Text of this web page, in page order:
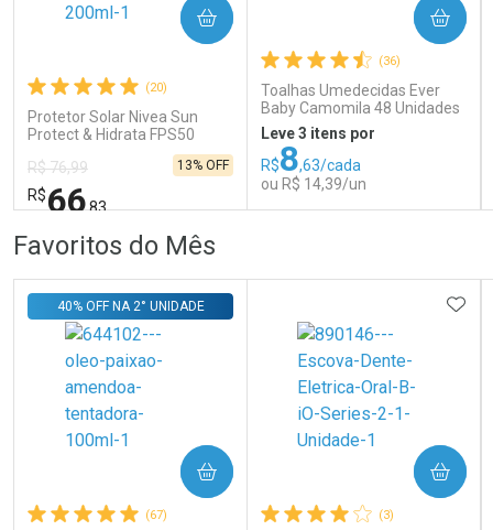
Ativar Desconto
Comprar sem Desconto
Por R$ 71,99/cada
Comprar sem Desconto
Comprar sem Desconto
Por R$ 261,99/cada
Comprar sem Desconto
Por R$ 261,99/cada
(20)
Protetor Solar Nivea Sun
Protect & Hidrata FPS50
R$ 76,99
R$66,83
13% OFF
COMPRAR
Por Menos
(36)
Toalhas Umedecidas Ever
Baby Camomila 48 Unidades
Leve 3 itens por
R$8,63/cada
ou R$ 14,39/un
COMPRAR
Por Menos
Favoritos do Mês
(67)
40% OFF NA 2° UNIDADE
COMPRAR
(3)
COMPRAR